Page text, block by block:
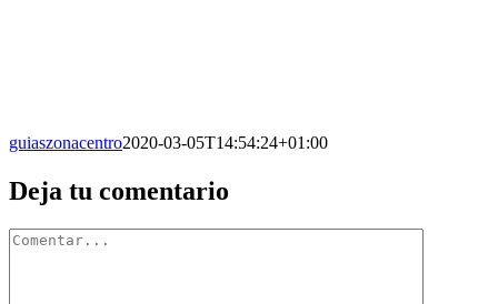
guiaszonacentro2020-03-05T14:54:24+01:00
Facebook
X
Reddit
LinkedIn
WhatsApp
Tumblr
Pinterest
Vk
Correo
electrónico
Deja tu comentario
Comentario